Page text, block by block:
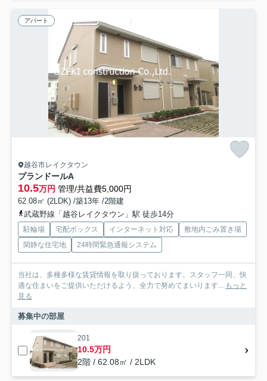
アパート
越谷市レイクタウン
プランドールA
10.5万円 管理/共益費5,000円
62.08㎡ (2LDK) /築13年 /2階建
武蔵野線「越谷レイクタウン」駅 徒歩14分
駐輪場 宅配ボックス インターネット対応
敷地内ごみ置き場
閑静な住宅地
24時間緊急通報システム
当社は、多種多様な賃貸情報を取り扱っております。スタッフ一同、快
適な住まいをご提供いただけるよう、全力で努めてまいります... もっと
見る
募集中の部屋
201
10.5万円
2階 / 62.08㎡ / 2LDK